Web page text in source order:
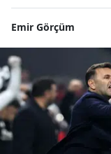
Emir Görçüm